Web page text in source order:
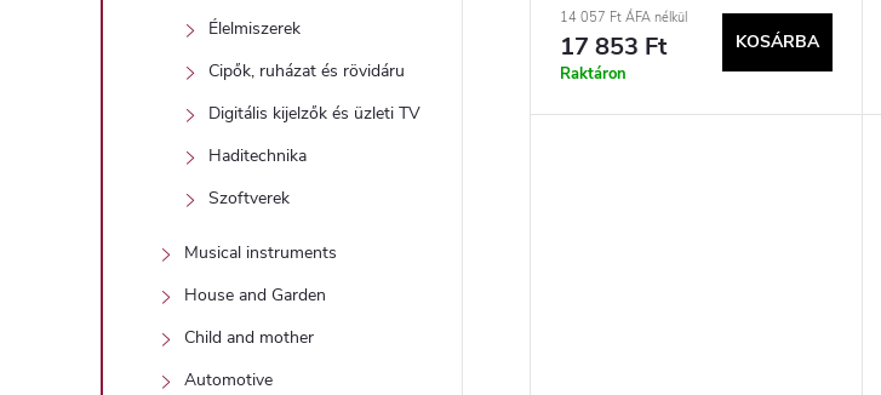
Élelmiszerek
Cipők, ruházat és rövidáru
Digitális kijelzők és üzleti TV
Haditechnika
Szoftverek
Musical instruments
House and Garden
Child and mother
Automotive
14 057 Ft ÁFA nélkül
17 853 Ft
Raktáron
KOSÁRBA